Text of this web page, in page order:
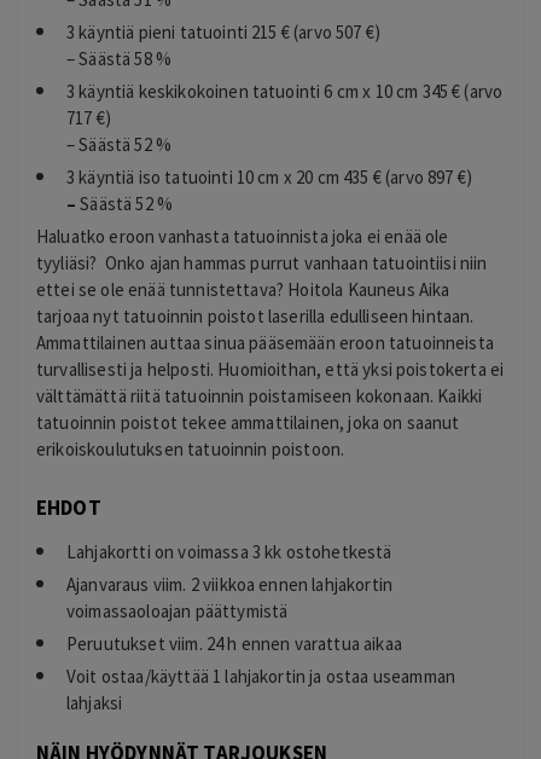
3 käyntiä pieni tatuointi 215 € (arvo 507 €)
– Säästä 58 %
3 käyntiä keskikokoinen tatuointi 6 cm x 10 cm 345 € (arvo
717 €)
– Säästä 52 %
3 käyntiä iso tatuointi 10 cm x 20 cm 435 € (arvo 897 €)
–Säästä 52 %
Haluatko eroon vanhasta tatuoinnista joka ei enää ole
tyyliäsi? Onko ajan hammas purrut vanhaan tatuointiisi niin
ettei se ole enää tunnistettava? Hoitola Kauneus Aika
tarjoaa nyt tatuoinnin poistot laserilla edulliseen hintaan.
Ammattilainen auttaa sinua pääsemään eroon tatuoinneista
turvallisesti ja helposti. Huomioithan, että yksi poistokerta ei
välttämättä riitä tatuoinnin poistamiseen kokonaan. Kaikki
tatuoinnin poistot tekee ammattilainen, joka on saanut
erikoiskoulutuksen tatuoinnin poistoon.
EHDOT
Lahjakortti on voimassa 3 kk ostohetkestä
Ajanvaraus viim. 2 viikkoa ennen lahjakortin
voimassaoloajan päättymistä
Peruutukset viim. 24 h ennen varattua aikaa
Voit ostaa/käyttää 1 lahjakortin ja ostaa useamman
lahjaksi
NÄIN HYÖDYNNÄT TARJOUKSEN